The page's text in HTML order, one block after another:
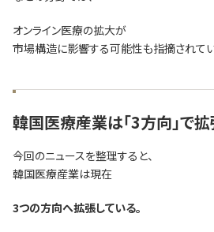
オンライン医療の拡大が
市場構造に影響する可能性も指摘されてい
韓国医療産業は「3方向」で
今回のニュースを整理すると、
韓国医療産業は現在
3つの方向へ拡張している。